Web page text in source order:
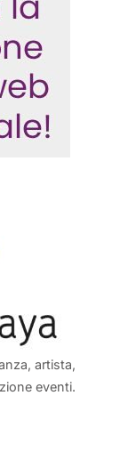
artista,
eventi.